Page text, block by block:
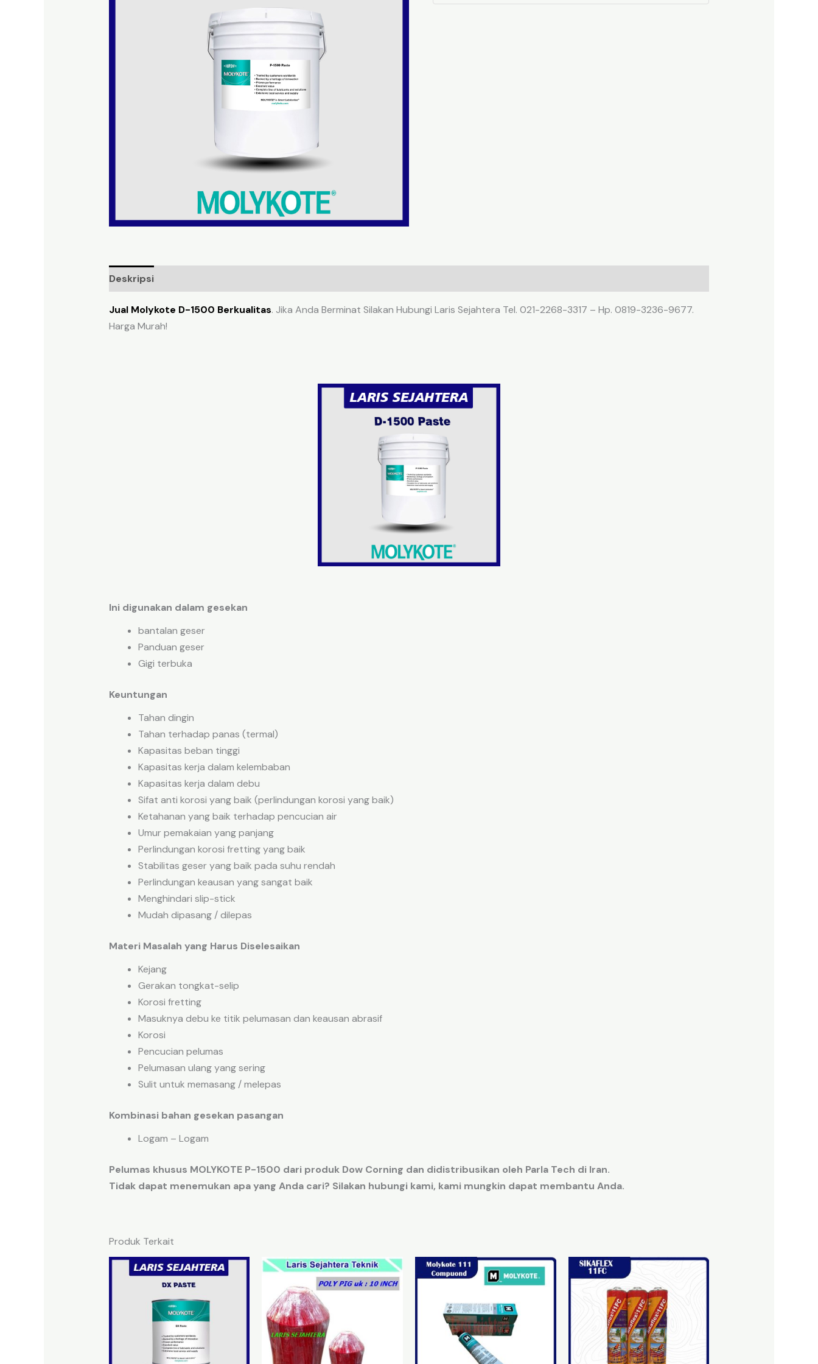
Deskripsi
Jual Molykote D-1500 Berkualitas. Jika Anda Berminat Silakan Hubungi Laris Sejahtera Tel. 021-2268-3317 – Hp. 0819-3236-9677.
Harga Murah!
Ini digunakan dalam gesekan
bantalan geser
Panduan geser
Gigi terbuka
Keuntungan
Tahan dingin
Tahan terhadap panas (termal)
Kapasitas beban tinggi
Kapasitas kerja dalam kelembaban
Kapasitas kerja dalam debu
Sifat anti korosi yang baik (perlindungan korosi yang baik)
Ketahanan yang baik terhadap pencucian air
Umur pemakaian yang panjang
Perlindungan korosi fretting yang baik
Stabilitas geser yang baik pada suhu rendah
Perlindungan keausan yang sangat baik
Menghindari slip-stick
Mudah dipasang / dilepas
Materi Masalah yang Harus Diselesaikan
Kejang
Gerakan tongkat-selip
Korosi fretting
Masuknya debu ke titik pelumasan dan keausan abrasif
Korosi
Pencucian pelumas
Pelumasan ulang yang sering
Sulit untuk memasang / melepas
Kombinasi bahan gesekan pasangan
Logam – Logam
Pelumas khusus MOLYKOTE P-1500 dari produk Dow Corning dan didistribusikan oleh Parla Tech di Iran.
Tidak dapat menemukan apa yang Anda cari? Silakan hubungi kami, kami mungkin dapat membantu Anda.
Produk Terkait